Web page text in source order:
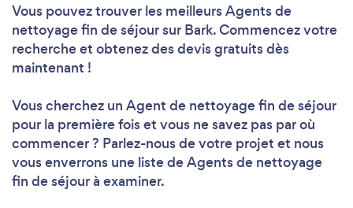
Vous pouvez trouver les meilleurs Agents de
nettoyage fin de séjour sur Bark. Commencez votre
recherche et obtenez des devis gratuits dès
maintenant !
Vous cherchez un Agent de nettoyage fin de séjour
pour la première fois et vous ne savez pas par où
commencer ? Parlez-nous de votre projet et nous
vous enverrons une liste de Agents de nettoyage
fin de séjour à examiner.